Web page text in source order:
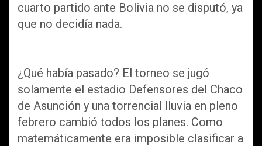
cuarto partido ante Bolivia no se disputó, ya
que no decidía nada.
¿Qué había pasado? El torneo se jugó
solamente el estadio Defensores del Chaco
de Asunción y una torrencial lluvia en pleno
febrero cambió todos los planes. Como
matemáticamente era imposible clasificar a